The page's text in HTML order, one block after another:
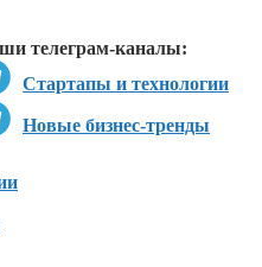
телеграм-каналы:
Стартапы и технологии
Новые бизнес-тренды